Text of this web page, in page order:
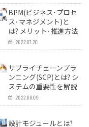
BPM(ビジネス･プロセ
ス･マネジメント)と
は? メリット･推進方法
2022.07.20
サプライチェーンプラ
ンニング(SCP)とは? シ
ステムの重要性を解説
2022.06.09
設計モジュールとは?